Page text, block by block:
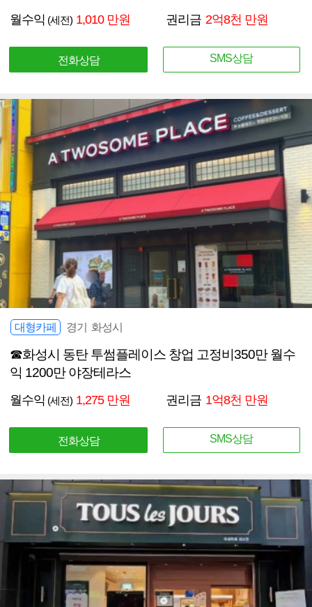
월수익 (세전) 1,010 만원 권리금 2억8천 만원
전화상담 SMS상담
대형카페 경기 화성시
☎화성시 동탄 투썸플레이스 창업 고정비350만 월수
익 1200만 야장테라스
월수익 (세전) 1,275 만원 권리금 1억8천 만원
전화상담 SMS상담